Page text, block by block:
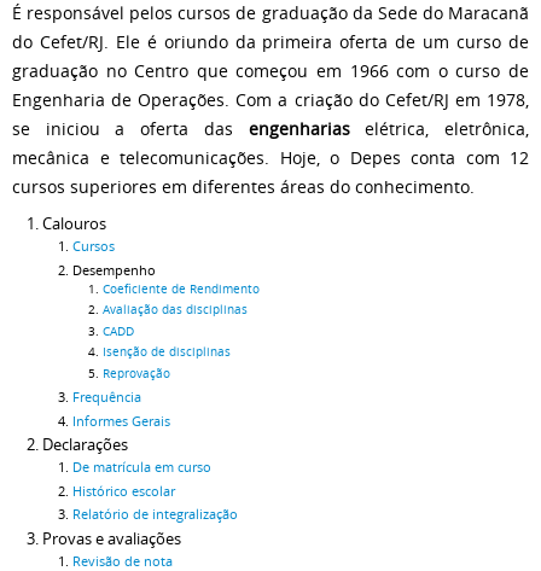
É responsável pelos cursos de graduação da Sede do Maracanã
do Cefet/RJ. Ele é oriundo da primeira oferta de um curso de
graduação no Centro que começou em 1966 com o curso de
Engenharia de Operações. Com a criação do Cefet/RJ em 1978,
se iniciou a oferta das engenhariaselétrica, eletrônica,
mecânica e telecomunicações. Hoje, o Depes conta com 12
cursos superiores em diferentes áreas do conhecimento.
Calouros
Cursos
Desempenho
Coeficiente de Rendimento
Avaliação das disciplinas
CADD
Isenção de disciplinas
Reprovação
Frequência
Informes Gerais
Declarações
De matrícula em curso
Histórico escolar
Relatório de integralização
Provas e avaliações
Revisão de nota